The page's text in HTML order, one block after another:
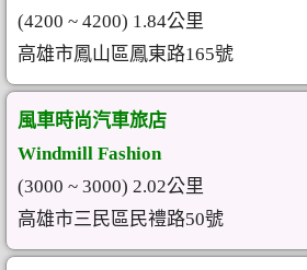
(4200 ~ 4200) 1.84公里
高雄市鳳山區鳳東路165號
風車時尚汽車旅店
Windmill Fashion
(3000 ~ 3000) 2.02公里
高雄市三民區民禮路50號